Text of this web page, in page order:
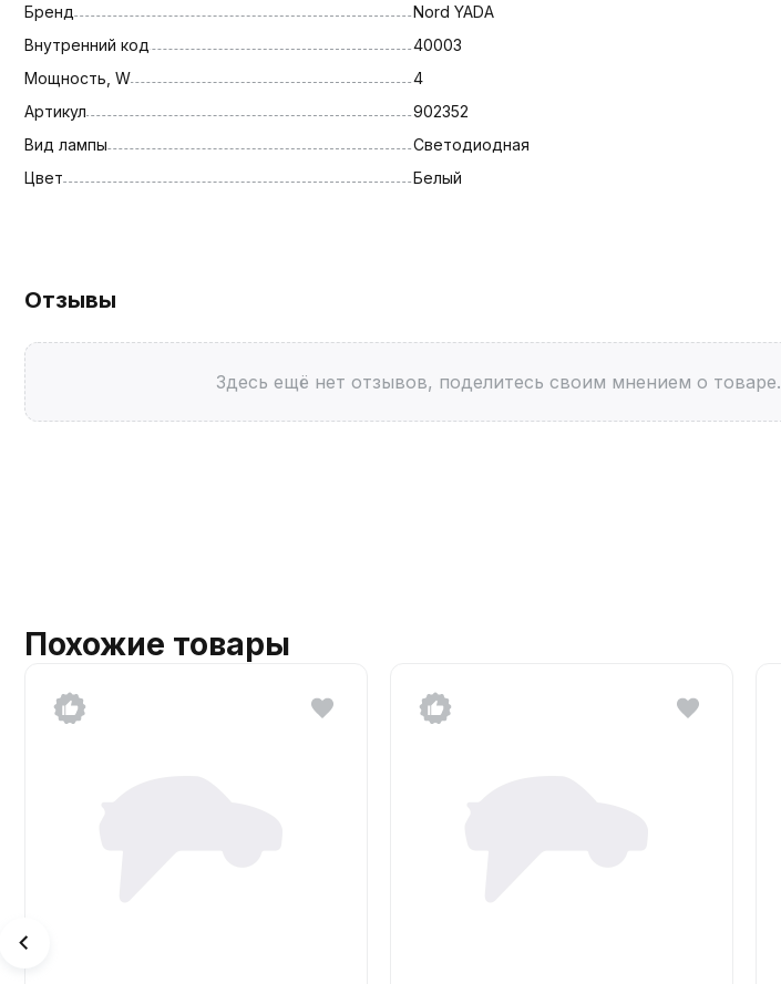
Бренд
Nord YADA
Внутренний код
40003
Мощность, W
4
Артикул
902352
Вид лампы
Светодиодная
Цвет
Белый
Отзывы
Здесь ещё нет отзывов, поделитесь своим мнением о товаре.
Похожие товары